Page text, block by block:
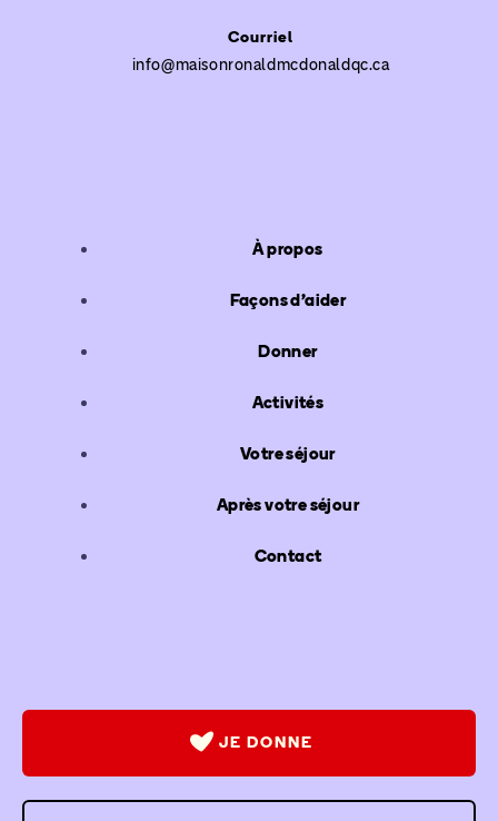
Courriel
info@maisonronaldmcdonaldqc.ca
À propos
Façons d'aider
Donner
Activités
Votre séjour
Après votre séjour
Contact
JE DONNE